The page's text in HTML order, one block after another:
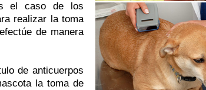
el caso de los
realizar la toma
de manera
de anticuerpos
la toma de